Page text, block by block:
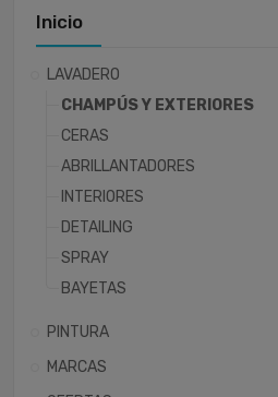
Inicio
LAVADERO
CHAMPÚS Y EXTERIORES
CERAS
ABRILLANTADORES
INTERIORES
DETAILING
SPRAY
BAYETAS
PINTURA
MARCAS